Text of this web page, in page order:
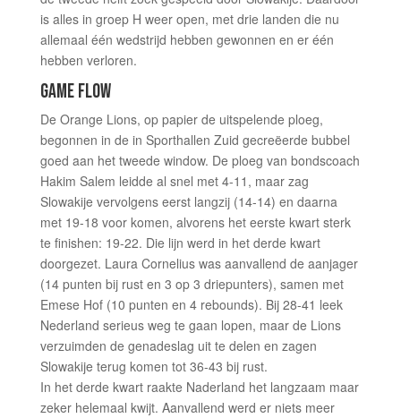
is alles in groep H weer open, met drie landen die nu
allemaal één wedstrijd hebben gewonnen en er één
hebben verloren.
GAME FLOW
De Orange Lions, op papier de uitspelende ploeg,
begonnen in de in Sporthallen Zuid gecreëerde bubbel
goed aan het tweede window. De ploeg van bondscoach
Hakim Salem leidde al snel met 4-11, maar zag
Slowakije vervolgens eerst langzij (14-14) en daarna
met 19-18 voor komen, alvorens het eerste kwart sterk
te finishen: 19-22. Die lijn werd in het derde kwart
doorgezet. Laura Cornelius was aanvallend de aanjager
(14 punten bij rust en 3 op 3 driepunters), samen met
Emese Hof (10 punten en 4 rebounds). Bij 28-41 leek
Nederland serieus weg te gaan lopen, maar de Lions
verzuimden de genadeslag uit te delen en zagen
Slowakije terug komen tot 36-43 bij rust.
In het derde kwart raakte Naderland het langzaam maar
zeker helemaal kwijt. Aanvallend werd er niets meer